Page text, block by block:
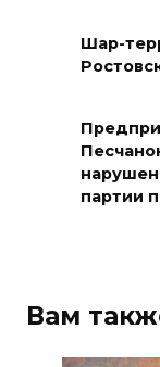
08
08
Шар-
партии
Вам